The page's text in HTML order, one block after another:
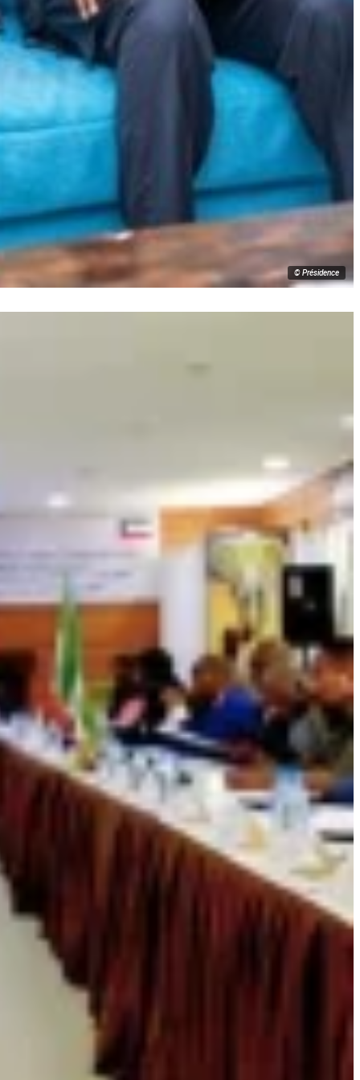
© Présidence